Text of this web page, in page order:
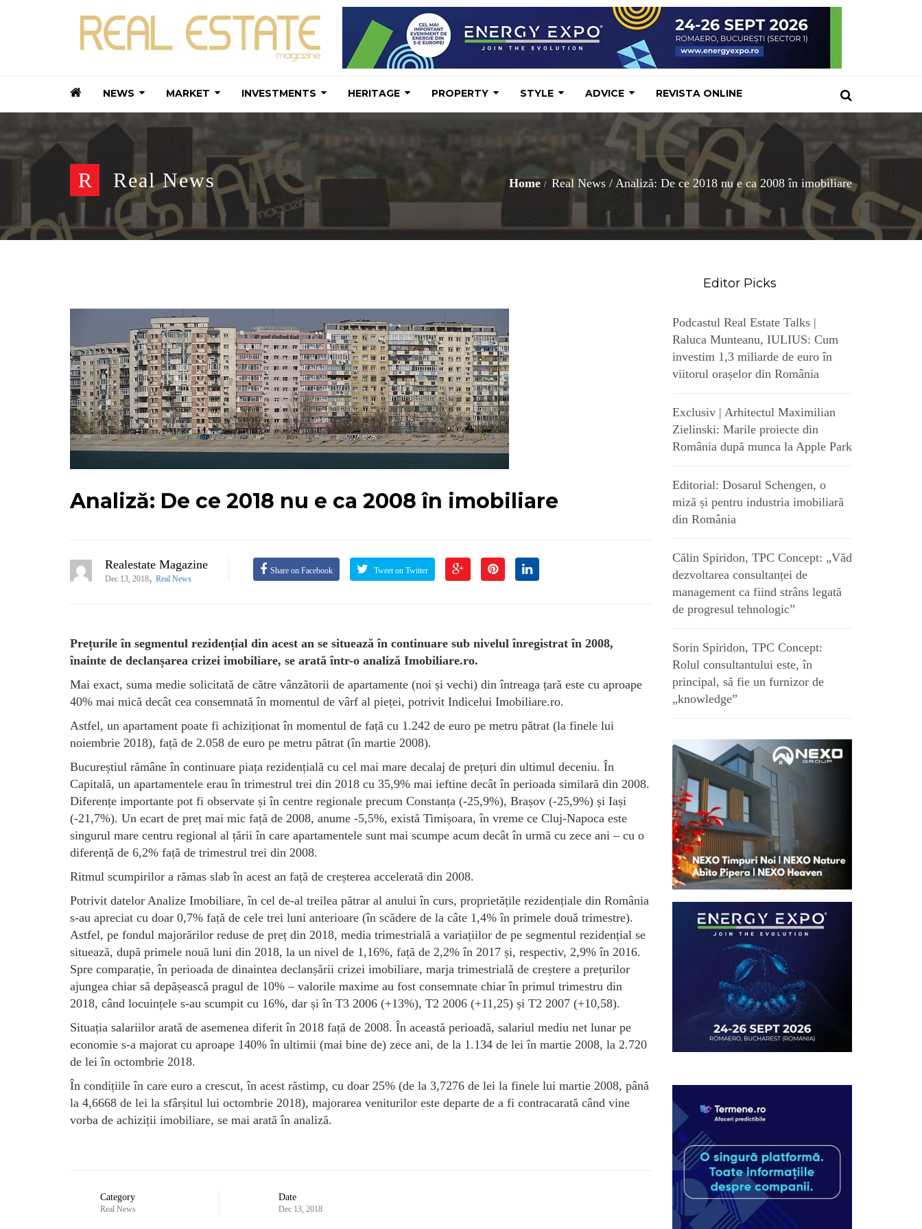
NEWS MARKET INVESTMENTS HERITAGE PROPERTY STYLE ADVICE REVISTA ONLINE
R Real News Home Real News / Analiză: De ce 2018 nu e ca 2008 în imobiliare
Analiză: De ce 2018 nu e ca 2008 în imobiliare
Realestate Magazine
Dec 13, 2018, Real News
Share on Facebook Tweet on Twitter
Prețurile în segmentul rezidențial din acest an se situează în continuare sub nivelul înregistrat în 2008,
înainte de declanșarea crizei imobiliare, se arată într-o analiză Imobiliare.ro.
Mai exact, suma medie solicitată de către vânzătorii de apartamente (noi și vechi) din întreaga țară este cu aproape
40% mai mică decât cea consemnată în momentul de vârf al pieței, potrivit Indicelui Imobiliare.ro.
Astfel, un apartament poate fi achiziționat în momentul de față cu 1.242 de euro pe metru pătrat (la finele lui
noiembrie 2018), față de 2.058 de euro pe metru pătrat (în martie 2008).
Bucureștiul rămâne în continuare piața rezidențială cu cel mai mare decalaj de prețuri din ultimul deceniu. În
Capitală, un apartamentele erau în trimestrul trei din 2018 cu 35,9% mai ieftine decât în perioada similară din 2008.
Diferențe importante pot fi observate și în centre regionale precum Constanța (-25,9%), Brașov (-25,9%) și Iași
(-21,7%). Un ecart de preț mai mic față de 2008, anume -5,5%, există Timișoara, în vreme ce Cluj-Napoca este
singurul mare centru regional al țării în care apartamentele sunt mai scumpe acum decât în urmă cu zece ani – cu o
diferență de 6,2% față de trimestrul trei din 2008.
Ritmul scumpirilor a rămas slab în acest an față de creșterea accelerată din 2008.
Potrivit datelor Analize Imobiliare, în cel de-al treilea pătrar al anului în curs, proprietățile rezidențiale din România
s-au apreciat cu doar 0,7% față de cele trei luni anterioare (în scădere de la câte 1,4% în primele două trimestre).
Astfel, pe fondul majorărilor reduse de preț din 2018, media trimestrială a variațiilor de pe segmentul rezidențial se
situează, după primele nouă luni din 2018, la un nivel de 1,16%, față de 2,2% în 2017 și, respectiv, 2,9% în 2016.
Spre comparație, în perioada de dinaintea declanșării crizei imobiliare, marja trimestrială de creștere a prețurilor
ajungea chiar să depășească pragul de 10% – valorile maxime au fost consemnate chiar în primul trimestru din
2018, când locuințele s-au scumpit cu 16%, dar și în T3 2006 (+13%), T2 2006 (+11,25) și T2 2007 (+10,58).
Situația salariilor arată de asemenea diferit în 2018 față de 2008. În această perioadă, salariul mediu net lunar pe
economie s-a majorat cu aproape 140% în ultimii (mai bine de) zece ani, de la 1.134 de lei în martie 2008, la 2.720
de lei în octombrie 2018.
În condițiile în care euro a crescut, în acest răstimp, cu doar 25% (de la 3,7276 de lei la finele lui martie 2008, până
la 4,6668 de lei la sfârșitul lui octombrie 2018), majorarea veniturilor este departe de a fi contracarată când vine
vorba de achiziții imobiliare, se mai arată în analiză.
Category
Real News
Date
Dec 13, 2018
Editor Picks
Podcastul Real Estate Talks |
Raluca Munteanu, IULIUS: Cum
investim 1,3 miliarde de euro în
viitorul orașelor din România
Exclusiv | Arhitectul Maximilian
Zielinski: Marile proiecte din
România după munca la Apple Park
Editorial: Dosarul Schengen, o
miză și pentru industria imobiliară
din România
Călin Spiridon, TPC Concept: „Văd
dezvoltarea consultanței de
management ca fiind strâns legată
de progresul tehnologic”
Sorin Spiridon, TPC Concept:
Rolul consultantului este, în
principal, să fie un furnizor de
„knowledge”